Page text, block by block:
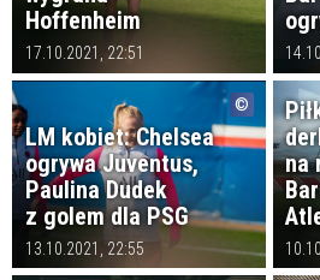
Hoffenheim
17.10.2021, 22:51
LM kobiet: Chelsea
ogrywa Juventus,
Paulina Dudek
z golem dla PSG
13.10.2021, 22:55
na